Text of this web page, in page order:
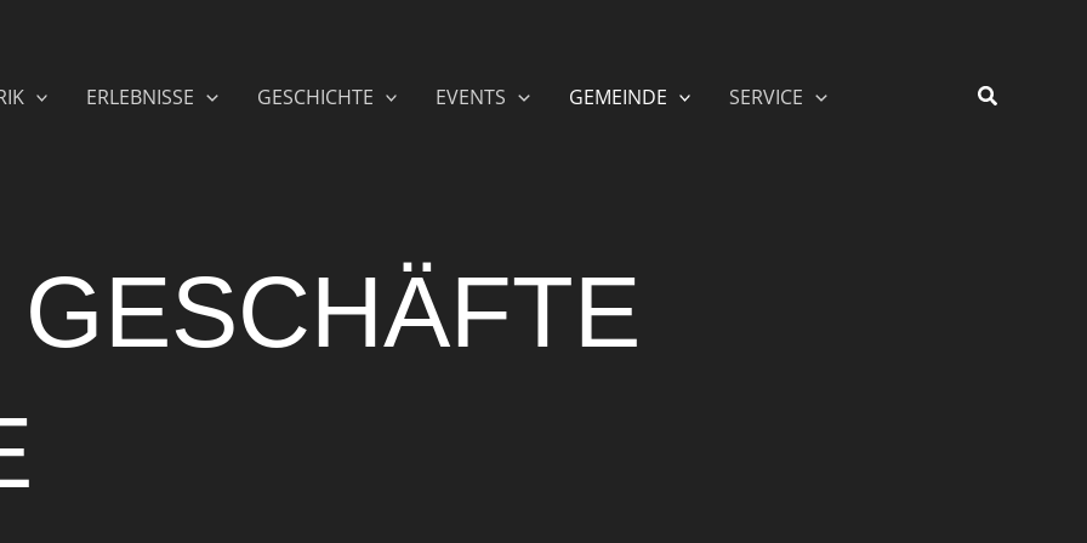
ERLEBNISSE GESCHICHTE EVENTS GEMEINDE SERVICE